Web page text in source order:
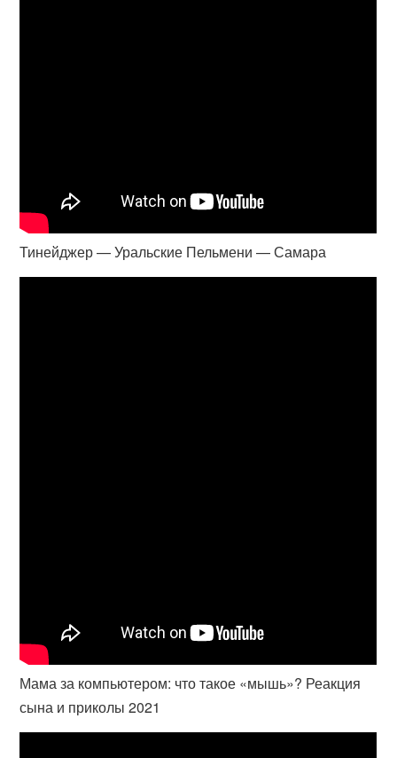
Тинейджер — Уральские Пельмени — Самара
Мама за компьютером: что такое «мышь»? Реакция
сына и приколы 2021